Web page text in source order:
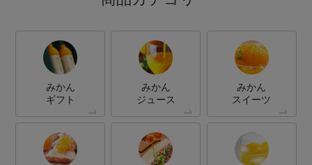
みかん
ギフト
みかん
ジュース
みかん
スイーツ